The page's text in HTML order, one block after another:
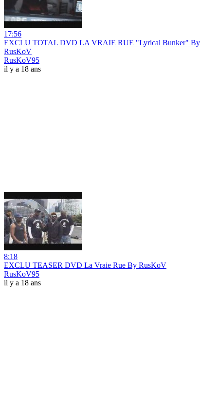
17:56
EXCLU TOTAL DVD LA VRAIE RUE "Lyrical Bunker" By
RusKoV
RusKoV95
il y a 18 ans
8:18
EXCLU TEASER DVD La Vraie Rue By RusKoV
RusKoV95
il y a 18 ans